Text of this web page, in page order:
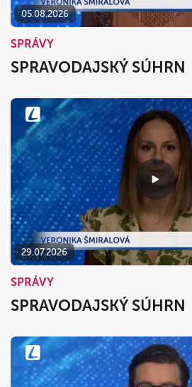
05.08.2026
SPRÁVY
SPRAVODAJSKÝ SÚHRN
29.07.2026
SPRÁVY
SPRAVODAJSKÝ SÚHRN